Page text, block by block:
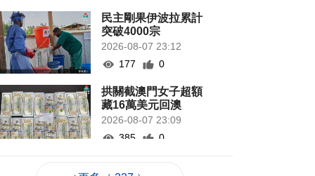
民主剛果伊波拉累計
突破4000宗
2026-08-07 23:12
177
0
拱關截澳門女子超額
藏16萬美元回澳
2026-08-07 23:09
385
0